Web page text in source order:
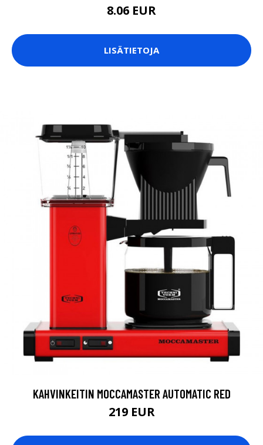
8.06 EUR
LISÄTIETOJA
KAHVINKEITIN MOCCAMASTER AUTOMATIC RED
219 EUR